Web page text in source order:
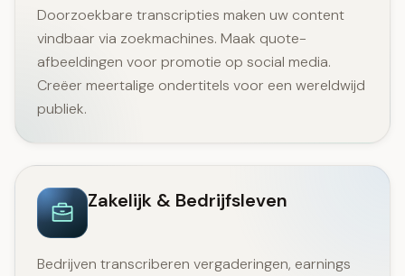
Doorzoekbare transcripties maken uw content
vindbaar via zoekmachines. Maak quote-
afbeeldingen voor promotie op social media.
Creëer meertalige ondertitels voor een wereldwijd
publiek.
Zakelijk & Bedrijfsleven
Bedrijven transcriberen vergaderingen, earnings